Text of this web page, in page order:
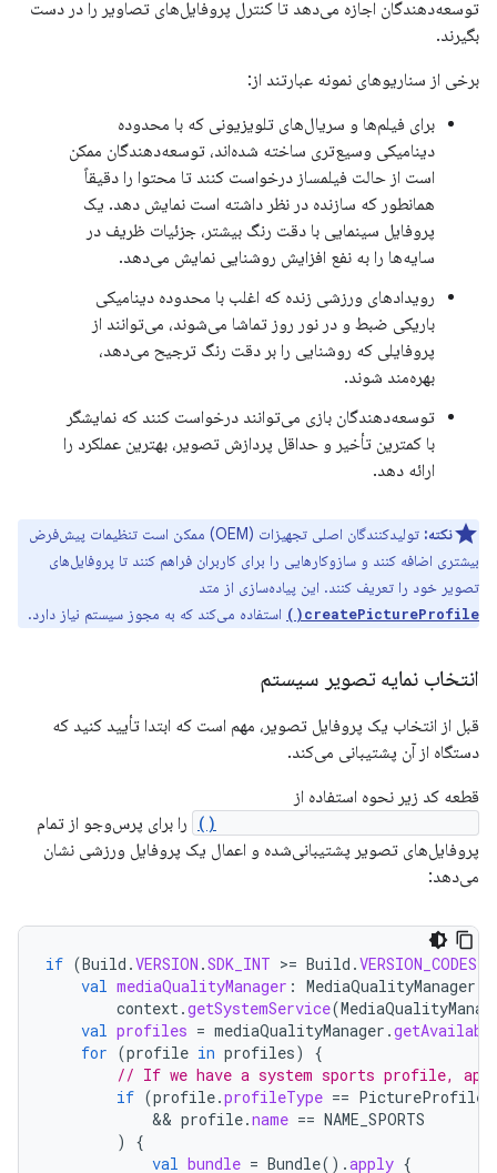
توسعه‌دهندگان اجازه می‌دهد تا کنترل پروفایل‌های تصاویر را در دست
بگیرند.
برخی از سناریوهای نمونه عبارتند از:
برای فیلم‌ها و سریال‌های تلویزیونی که با محدوده
دینامیکی وسیع‌تری ساخته شده‌اند، توسعه‌دهندگان ممکن
است از حالت فیلمساز درخواست کنند تا محتوا را دقیقاً
همانطور که سازنده در نظر داشته است نمایش دهد. یک
پروفایل سینمایی با دقت رنگ بیشتر، جزئیات ظریف در
سایه‌ها را به نفع افزایش روشنایی نمایش می‌دهد.
رویدادهای ورزشی زنده که اغلب با محدوده دینامیکی
باریکی ضبط و در نور روز تماشا می‌شوند، می‌توانند از
پروفایلی که روشنایی را بر دقت رنگ ترجیح می‌دهد،
بهره‌مند شوند.
توسعه‌دهندگان بازی می‌توانند درخواست کنند که نمایشگر
با کمترین تأخیر و حداقل پردازش تصویر، بهترین عملکرد را
ارائه دهد.
نکته:
تولیدکنندگان اصلی تجهیزات (OEM) ممکن است تنظیمات پیش‌فرض
بیشتری اضافه کنند و سازوکارهایی را برای کاربران فراهم کنند تا پروفایل‌های
تصویر خود را تعریف کنند. این پیاده‌سازی از متد
createPictureProfile() استفاده می‌کند که به مجوز سیستم نیاز دارد.
انتخاب نمایه تصویر سیستم
قبل از انتخاب یک پروفایل تصویر، مهم است که ابتدا تأیید کنید که
دستگاه از آن پشتیبانی می‌کند.
قطعه کد زیر نحوه استفاده از
را برای پرس‌وجو از تمام
پروفایل‌های تصویر پشتیبانی‌شده و اعمال یک پروفایل ورزشی نشان
می‌دهد:
if (Build .VERSION .SDK_INT >= Build .VERSION_CODES
val mediaQualityManager : MediaQualityManager
context.getSystemService(
val profiles = mediaQualityManager .
for (profile in profiles)
{
// If we have a system sports profile,
if (profile.profileType == PictureProfile
            &&
profile.name == NAME_SPORTS
)
{
val bundle = Bundle().apply {